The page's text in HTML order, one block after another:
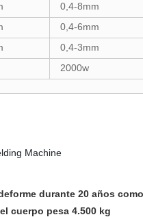
0,4-8mm
0,4-6mm
0,4-3mm
2000w
durante 20 años
cuerpo pesa 4.500 kg